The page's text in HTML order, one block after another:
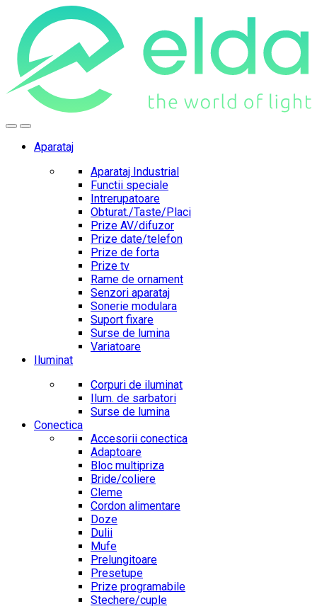
navigation
content
Aparataj
Aparataj Industrial
Functii speciale
Intrerupatoare
Obturat./Taste/Placi
Prize AV/difuzor
Prize date/telefon
Prize de forta
Prize tv
Rame de ornament
Senzori aparataj
Sonerie modulara
Suport fixare
Surse de lumina
Variatoare
Iluminat
Corpuri de iluminat
Ilum. de sarbatori
Surse de lumina
Conectica
Accesorii conectica
Adaptoare
Bloc multipriza
Bride/coliere
Cleme
Cordon alimentare
Doze
Dulii
Mufe
Prelungitoare
Presetupe
Prize programabile
Stechere/cuple